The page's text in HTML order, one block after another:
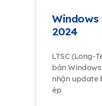
Windows
2024
LTSC (Long-
bản
nhận update
ép